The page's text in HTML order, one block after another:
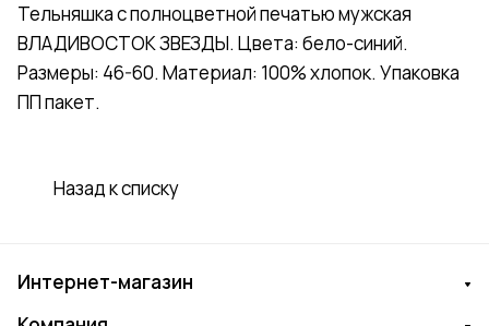
Тельняшка с полноцветной печатью мужская
ВЛАДИВОСТОК ЗВЕЗДЫ. Цвета: бело-синий.
Размеры: 46-60. Материал: 100% хлопок. Упаковка
ПП пакет.
Назад к списку
Интернет-магазин